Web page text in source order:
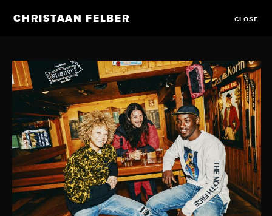
CHRISTAAN FELBER CLOSE